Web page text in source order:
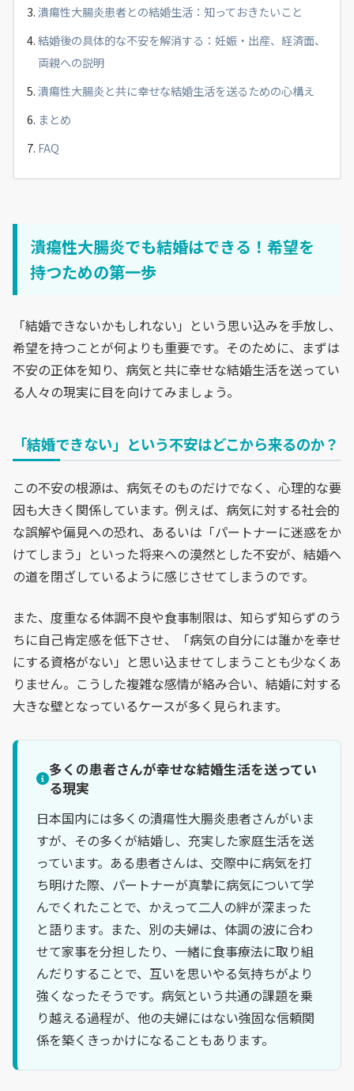
潰瘍性大腸炎患者との結婚生活：知っておきたいこと
結婚後の具体的な不安を解消する：妊娠・出産、経済面、
両親への説明
潰瘍性大腸炎と共に幸せな結婚生活を送るための心構え
まとめ
FAQ
潰瘍性大腸炎でも結婚はできる！希望を
持つための第一歩
「結婚できないかもしれない」という思い込みを手放し、
希望を持つことが何よりも重要です。そのために、まずは
不安の正体を知り、病気と共に幸せな結婚生活を送ってい
る人々の現実に目を向けてみましょう。
「結婚できない」という不安はどこから来るのか？
この不安の根源は、病気そのものだけでなく、心理的な要
因も大きく関係しています。例えば、病気に対する社会的
な誤解や偏見への恐れ、あるいは「パートナーに迷惑をか
けてしまう」といった将来への漠然とした不安が、結婚へ
の道を閉ざしているように感じさせてしまうのです。
また、度重なる体調不良や食事制限は、知らず知らずのう
ちに自己肯定感を低下させ、「病気の自分には誰かを幸せ
にする資格がない」と思い込ませてしまうことも少なくあ
りません。こうした複雑な感情が絡み合い、結婚に対する
大きな壁となっているケースが多く見られます。
多くの患者さんが幸せな結婚生活を送ってい
る現実
日本国内には多くの潰瘍性大腸炎患者さんがいま
すが、その多くが結婚し、充実した家庭生活を送
っています。ある患者さんは、交際中に病気を打
ち明けた際、パートナーが真摯に病気について学
んでくれたことで、かえって二人の絆が深まった
と語ります。また、別の夫婦は、体調の波に合わ
せて家事を分担したり、一緒に食事療法に取り組
んだりすることで、互いを思いやる気持ちがより
強くなったそうです。病気という共通の課題を乗
り越える過程が、他の夫婦にはない強固な信頼関
係を築くきっかけになることもあります。